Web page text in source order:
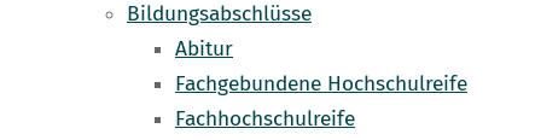
Bildungsabschlüsse
Abitur
Fachgebundene Hochschulreife
Fachhochschulreife